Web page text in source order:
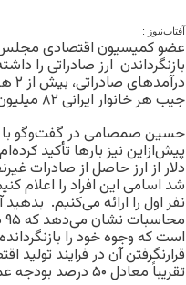
آفتاب‌‌نیوز :
عضو کمیسیون اقتصادی
جیب هر خانوار ایرانی ۸۲ میلیون تومان غیرقانونی برداشته شده است.»
حسین صمصامی در گفت‌وگو با
دلار از ارز حاصل از صادرات
شد اسامی این افراد را اعلام
است که وجوه خود را
تقریباً معادل ۵۰ درصد بودجه عمومی کشور در سال جاری است.